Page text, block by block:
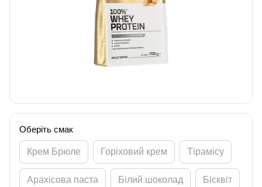
Оберіть смак
Крем Брюле Горіховий крем Тірамісу
Арахісова паста Білий шоколад Бісквіт